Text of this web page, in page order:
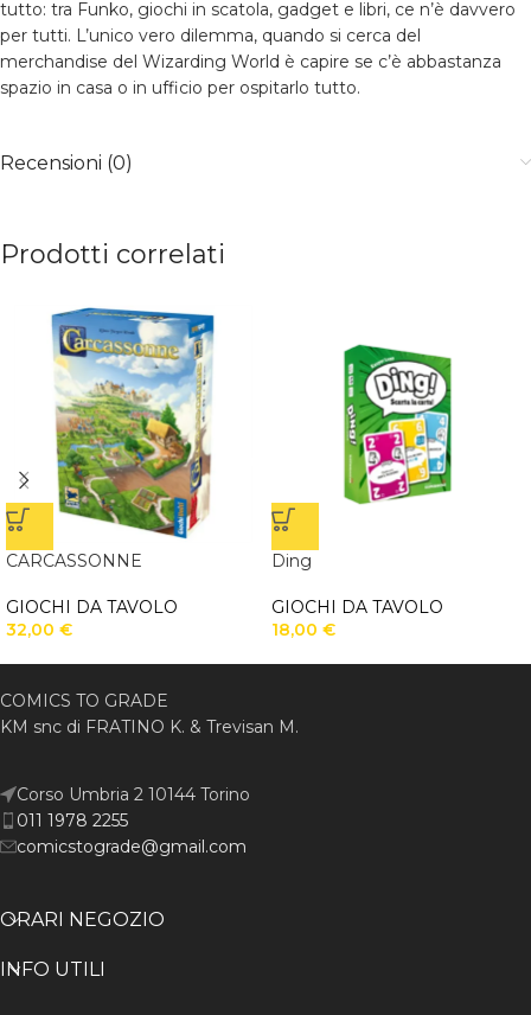
tutto: tra Funko, giochi in scatola, gadget e libri, ce n’è davvero
per tutti. L’unico vero dilemma, quando si cerca del
merchandise del Wizarding World è capire se c’è abbastanza
spazio in casa o in ufficio per ospitarlo tutto.
Recensioni (0)
Prodotti correlati
CARCASSONNE
GIOCHI DA TAVOLO
32,00 €
Ding
GIOCHI DA TAVOLO
18,00 €
COMICS TO GRADE
KM snc di FRATINO K. & Trevisan M.
Corso Umbria 2 10144 Torino
011 1978 2255
comicstograde@gmail.com
ORARI NEGOZIO
INFO UTILI